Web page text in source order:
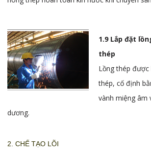
1.9 Lắp đặt
thép
Lồng thép
thép, cố định
vành miệng âm
dương.
2. CHẾ TẠO LÕI